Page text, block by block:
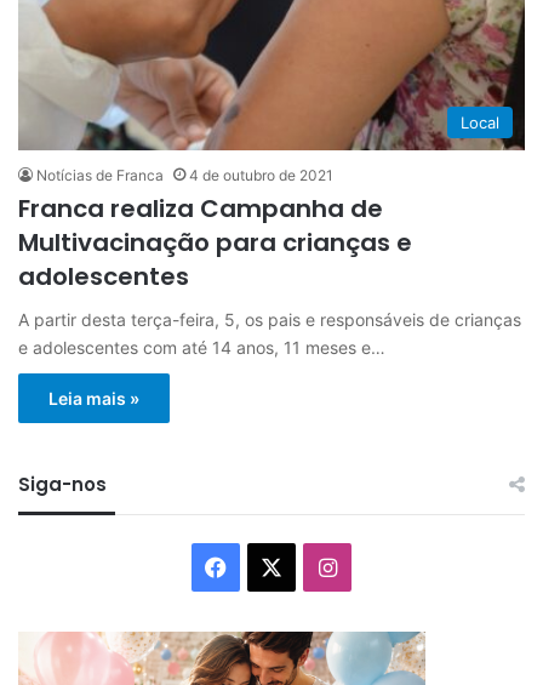
Local
Notícias de Franca 4 de outubro de 2021
Franca realiza Campanha de
Multivacinação para crianças e
adolescentes
A partir desta terça-feira, 5, os pais e responsáveis de crianças
e adolescentes com até 14 anos, 11 meses e…
Leia mais »
Siga-nos
Facebook Instagram